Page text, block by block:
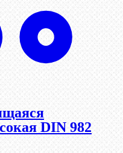
DIN 982